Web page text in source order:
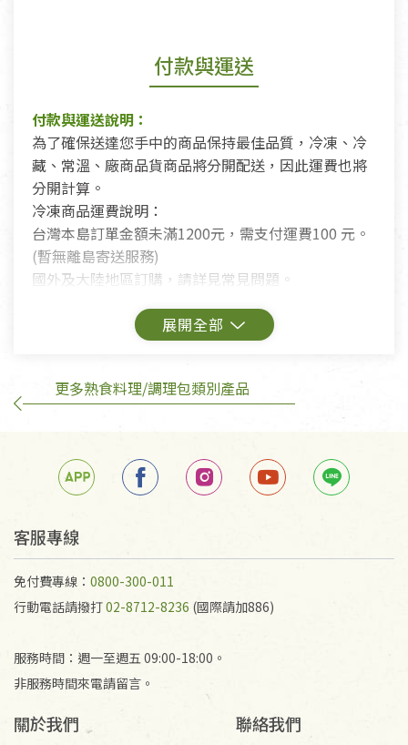
付款與運送
付款與運送說明：
為了確保送達您手中的商品保持最佳品質，冷凍、冷
藏、常溫、廠商品貨商品將分開配送，因此運費也將
分開計算。
冷凍商品運費說明：
台灣本島訂單金額未滿1200元，需支付運費100 元。
(暫無離島寄送服務)
國外及大陸地區訂購，請詳見常見問題。
鑑賞期商品說明：
若商品發生新品瑕疵，可申請更換新品。
若您購買的商品有下列「不適用七天鑑賞期商品」情
依消保法之規定提供該商品七天免費鑑賞期(含例假
日)的服務，原則上若商品未經使用或被汙損(除商品
不適用七天鑑賞期商品：
以數位或電磁紀錄形式儲存之商品、易於變質或損壞
CD、VCD、DVD、電腦軟體，若產品瑕疵無法讀取僅
接受原片換新。
衣飾鞋類-如T恤，如於送達後水洗或污損者。
美容保養用品、內衣褲、襪子、口罩等私人消耗性產
品，一經拆封使用，恕無法退貨。
更多熟食料理/調理包類別產品
客服專線
免付費專線： 0800-300-011
行動電話請撥打02-8712-8236 (國際請加886)
服務時間：週一至週五 09:00-18:00。
非服務時間來電請留言。
關於我們 聯絡我們